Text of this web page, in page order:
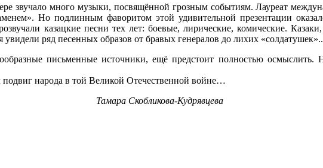
звучало много музыки, посвящённой грозным событиям. Лауреат
Но подлинным фаворитом этой удивительной презентации
казацкие песни тех лет: боевые, лирические, комические.
увидели ряд песенных образов от бравых генералов до лихих «солдатушек»..
письменные источники, ещё предстоит полностью осмыслить.
подвиг народа в той Великой Отечественной войне…
Кудрявцева